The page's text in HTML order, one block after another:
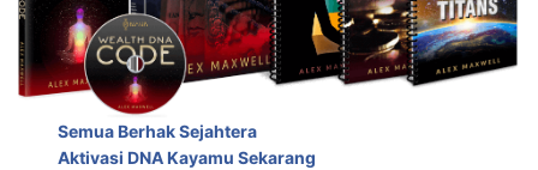
Semua Berhak Sejahtera
Aktivasi DNA Kayamu Sekarang